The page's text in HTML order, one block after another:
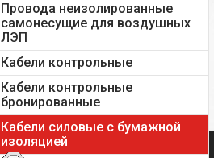
Провода неизолированные
самонесущие для воздушных
ЛЭП
Кабели контрольные
Кабели контрольные
бронированные
Кабели силовые с бумажной
изоляцией